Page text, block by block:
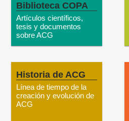
Biblioteca COPA
Artículos científicos,
tesis y documentos
sobre ACG
Historia de ACG
Línea de tiempo de la
creación y evolución de
ACG